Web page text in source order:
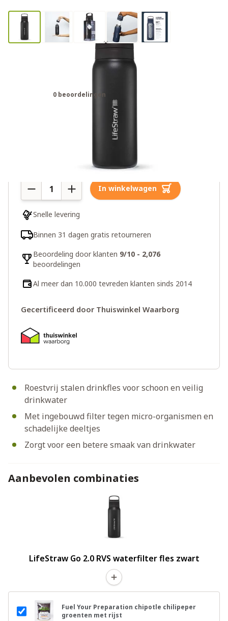
LifeStraw Go 2.0 RVS waterfilter
0 beoordelingen
Roestvrij stalen drinkfles voor schoon en veilig
drinkwater
Met ingebouwd filter tegen micro-organismen en
schadelijke deeltjes
Zorgt voor een betere smaak van drinkwater
Aantal In winkelwagen
Snelle levering
Binnen 31 dagen gratis retourneren
Beoordeling door klanten 9/10 - 2,076
beoordelingen
Al meer dan 10.000 tevreden klanten sinds 2014
Gecertificeerd door Thuiswinkel Waarborg
Aanbevolen combinaties
LifeStraw Go 2.0 RVS waterfilter fles zwart
Fuel Your Preparation chipotle chilipeper
groenten met rijst